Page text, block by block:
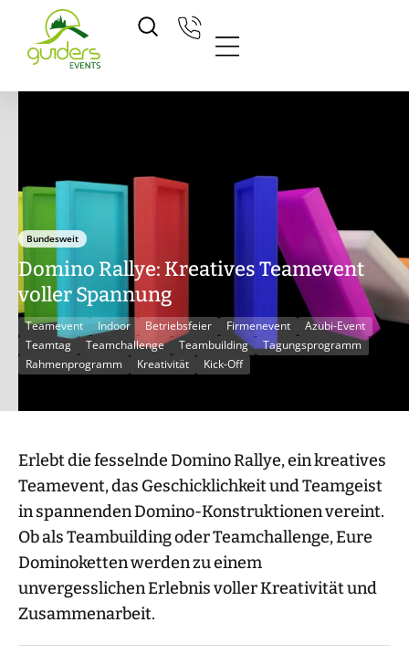
springen
Bundesweit
Domino Rallye: Kreatives Teamevent
voller Spannung
Teamevent Indoor Betriebsfeier Firmenevent
Azubi-Event
Teamtag
Teamchallenge Teambuilding
Tagungsprogramm
Rahmenprogramm
Kreativität Kick-Off
Erlebt die fesselnde Domino Rallye, ein kreatives
Teamevent, das Geschicklichkeit und Teamgeist
in spannenden Domino-Konstruktionen vereint.
Ob als Teambuilding oder Teamchallenge, Eure
Dominoketten werden zu einem
unvergesslichen Erlebnis voller Kreativität und
Zusammenarbeit.